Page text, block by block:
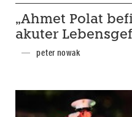
„Ahmet Polat
akuter
peter nowak